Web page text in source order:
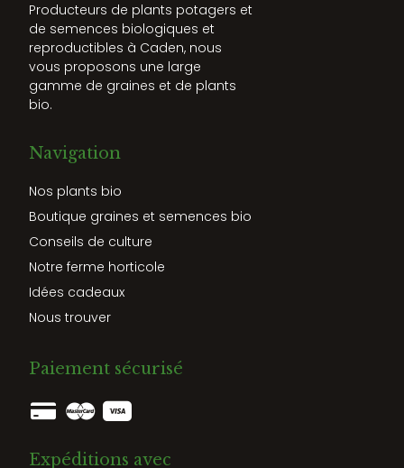
Producteurs de plants potagers et
de semences biologiques et
reproductibles à Caden, nous
vous proposons une large
gamme de graines et de plants
bio.
Navigation
Nos plants bio
Boutique graines et semences bio
Conseils de culture
Notre ferme horticole
Idées cadeaux
Nous trouver
Paiement sécurisé
Expéditions avec